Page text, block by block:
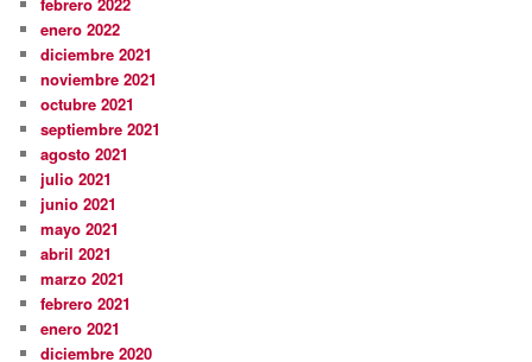
febrero 2022
enero 2022
diciembre 2021
noviembre 2021
octubre 2021
septiembre 2021
agosto 2021
julio 2021
junio 2021
mayo 2021
abril 2021
marzo 2021
febrero 2021
enero 2021
diciembre 2020